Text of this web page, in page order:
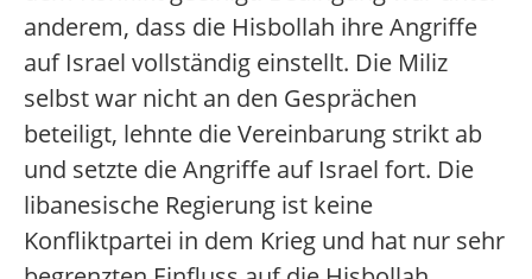
anderem, dass die Hisbollah ihre Angriffe
auf Israel vollständig einstellt. Die Miliz
selbst war nicht an den Gesprächen
beteiligt, lehnte die Vereinbarung strikt ab
und setzte die Angriffe auf Israel fort. Die
libanesische Regierung ist keine
Konfliktpartei in dem Krieg und hat nur sehr